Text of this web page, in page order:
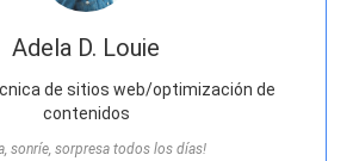
Adela D. Louie
de sitios web/optimización de
contenidos
sonríe, sorpresa todos los días!